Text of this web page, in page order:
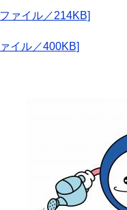
ァイル／214KB]
イル／400KB]